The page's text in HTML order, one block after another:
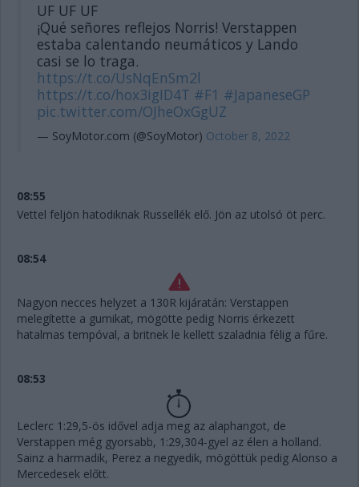
UF UF UF
¡Qué señores reflejos Norris! Verstappen
estaba calentando neumáticos y Lando
casi se lo traga.
https://t.co/UsNqEnSm2l
https://t.co/hox3igID4T #F1 #JapaneseGP
pic.twitter.com/OJheOxGgUZ
— SoyMotor.com (@SoyMotor) October 8, 2022
08:55
Vettel feljön hatodiknak Russellék elő. Jön az utolsó öt perc.
08:54
Nagyon necces helyzet a 130R kijáratán: Verstappen
melegítette a gumikat, mögötte pedig Norris érkezett
hatalmas tempóval, a britnek le kellett szaladnia félig a fűre.
08:53
Leclerc 1:29,5-ös idővel adja meg az alaphangot, de
Verstappen még gyorsabb, 1:29,304-gyel az élen a holland.
Sainz a harmadik, Perez a negyedik, mögöttük pedig Alonso a
Mercedesek előtt.